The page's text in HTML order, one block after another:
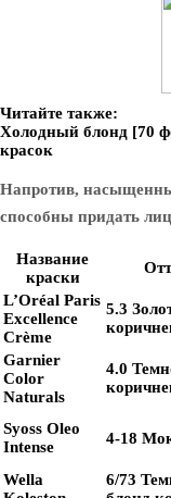
Читайте также:
Холодный блонд [70
красок
Напротив,
способны придать
Название
краски
L’Oréal Paris
Excellence
Crème
5.3
Garnier
Color
Naturals
4.0
Syoss Oleo
Intense
4-18
Wella
6/73